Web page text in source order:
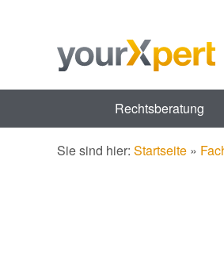
Rechtsberatung
Sie sind hier: Startseite »